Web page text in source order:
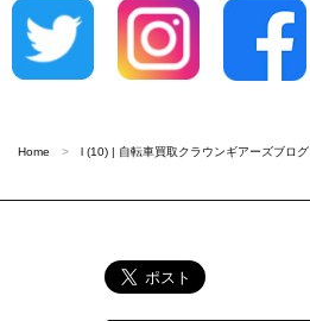
Home l (10) | 自転車買取クラウンギアーズブログ